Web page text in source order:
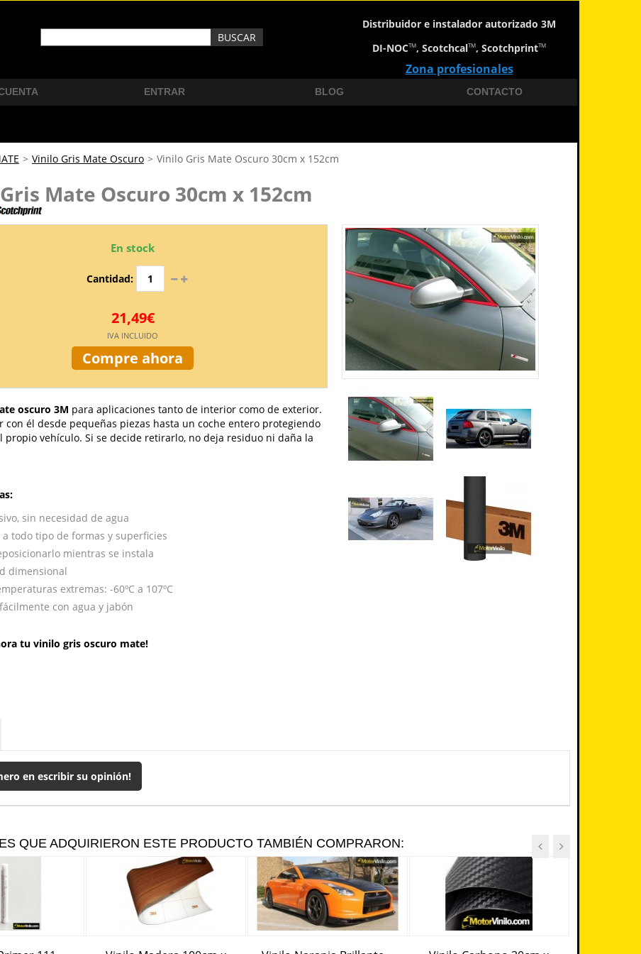
Distribuidor e instalador autorizado 3M
DI-NOCTM, ScotchcalTM, ScotchprintTM
Zona profesionales
ENTRAR BLOG CONTACTO
> Vinilo Gris Mate Oscuro > Vinilo Gris Mate Oscuro 30cm x 152cm
Mate Oscuro 30cm x 152cm
En stock
Cantidad:
21,49€
IVA INCLUIDO
Compre ahora
oscuro 3M para aplicaciones tanto de interior como de exterior.
con él desde pequeñas piezas hasta un coche entero protegiendo
propio vehículo. Si se decide retirarlo, no deja residuo ni daña la
sin necesidad de agua
a todo tipo de formas y superficies
mientras se instala
dimensional
extremas: -60ºC a 107ºC
con agua y jabón
tu vinilo gris oscuro mate!
en escribir su opinión!
QUE ADQUIRIERON ESTE PRODUCTO TAMBIÉN COMPRARON: